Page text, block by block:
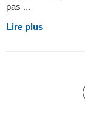
pas ...
Lire plus